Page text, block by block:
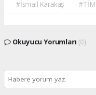
#İsmail Karakaş
Okuyucu Yorumları (0)